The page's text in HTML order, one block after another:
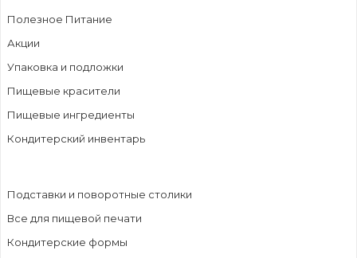
Полезное Питание
Акции
Упаковка и подложки
Пищевые красители
Пищевые ингредиенты
Кондитерский инвентарь
Подставки и поворотные столики
Все для пищевой печати
Кондитерские формы